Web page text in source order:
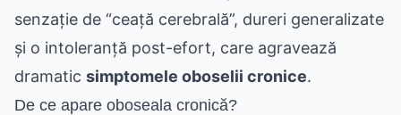
senzație de “ceață cerebrală”, dureri generalizate
și o intoleranță post-efort, care agravează
dramatic simptomele oboselii cronice.
De ce apare oboseala cronică?